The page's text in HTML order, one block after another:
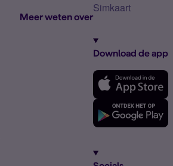
Meer weten over
Simkaart
Download de app